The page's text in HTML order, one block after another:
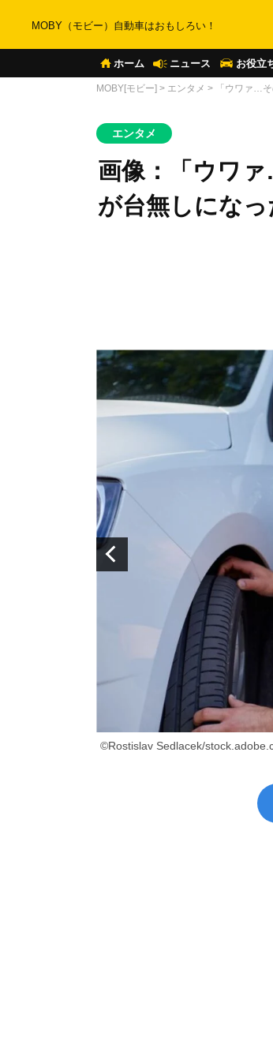
MOBY（モビー）自動車はおもしろい！
ホーム ニュース お役立
MOBY[モビー] > エンタメ > 「ウワァ…
エンタメ
画像：「ウワ
が台無しにな
©Rostislav Sedlacek/